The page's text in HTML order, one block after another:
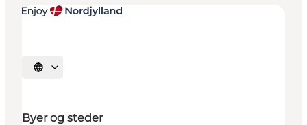
Vælg sprog
Byer og steder